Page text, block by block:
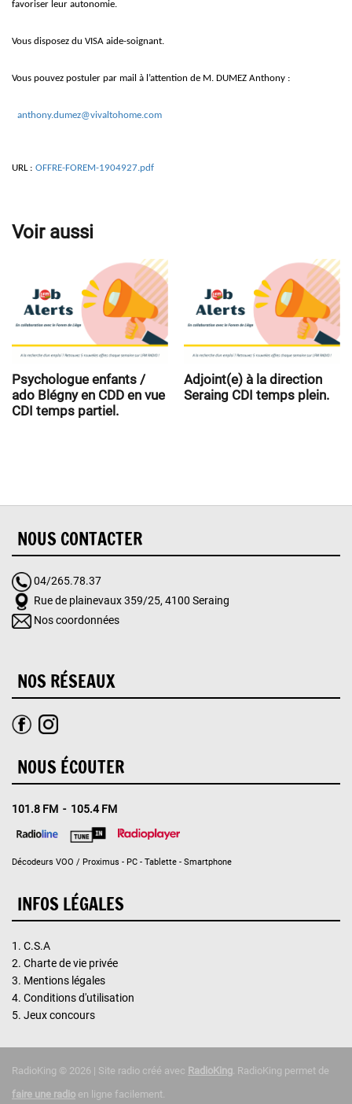
favoriser leur autonomie.
Vous disposez du VISA aide-soignant.
Vous pouvez postuler par mail à l’attention de M. DUMEZ Anthony :
anthony.dumez@vivaltohome.com
URL : OFFRE-FOREM-1904927.pdf
Voir aussi
Psychologue enfants /
ado Blégny en CDD en vue
CDI temps partiel.
Adjoint(e) à la direction
Seraing CDI temps plein.
NOUS CONTACTER
04/265.78.37
Rue de plainevaux 359/25, 4100 Seraing
Nos coordonnées
NOS RÉSEAUX
NOUS ÉCOUTER
101.8 FM - 105.4 FM
Décodeurs VOO / Proximus - PC - Tablette - Smartphone
INFOS LÉGALES
1. C.S.A
2. Charte de vie privée
3. Mentions légales
4. Conditions d'utilisation
5. Jeux concours
RadioKing © 2026 | Site radio créé avec RadioKing . RadioKing permet de
faire une radio en ligne facilement.